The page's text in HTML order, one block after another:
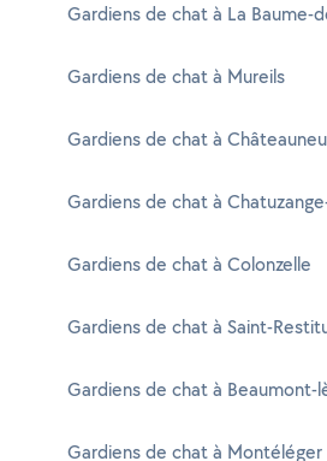
Gardiens de chat à La Baume-
Gardiens de chat à Mureils
Gardiens de chat à
Gardiens de chat à
Gardiens de chat à Colonzelle
Gardiens de chat à Saint-
Gardiens de chat à Beaumont-
Gardiens de chat à Montéléger